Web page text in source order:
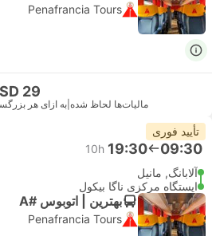
Penafrancia Tours
29
مالیات‌ها لحاظ شده به ازای هر
تأیید فوری
09:30
19:30
10h
آلابانگ, مانیل
ایستگاه مرکزی ناگا بیکول
بهترین | اتوبوس #A
Penafrancia Tours